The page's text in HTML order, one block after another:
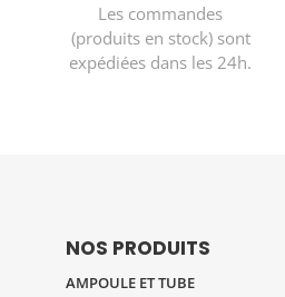
Les commandes
(produits en stock) sont
expédiées dans les 24h.
NOS PRODUITS
AMPOULE ET TUBE